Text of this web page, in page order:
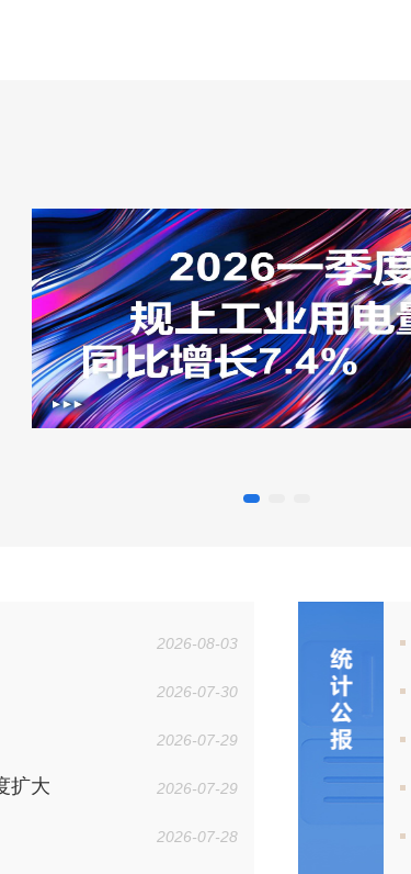
2026-08-03
2026-07-30
2026-07-29
扩大 2026-07-29
2026-07-28